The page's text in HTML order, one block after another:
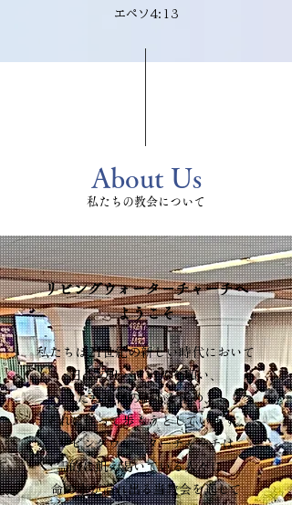
エペソ4:13
About Us
私たちの教会について
リビングウォーターチャーチへ
ようこそ
私たちは21世紀の新しい時代において
日本のリバイバルを願い、
ただ神様の御心を求め、
それに従って歩もうとしています。
リビングウォーターチャーチは
霊的に飢え渇いている人々に、
命の水が溢れ出る当教会を通して